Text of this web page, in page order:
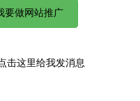
要做网站推广